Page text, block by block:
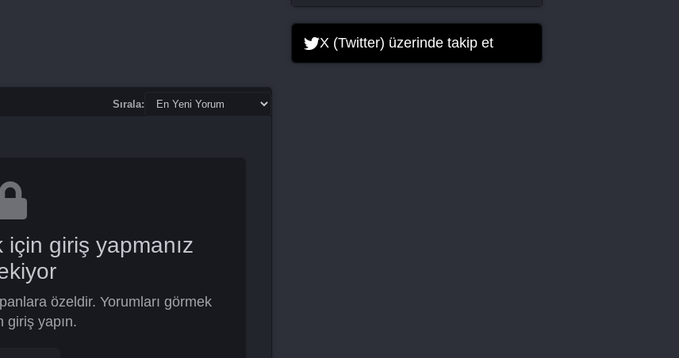
X (Twitter) üzerinde takip et
Sırala:
için giriş yapmanız
özeldir. Yorumları görmek
giriş yapın.